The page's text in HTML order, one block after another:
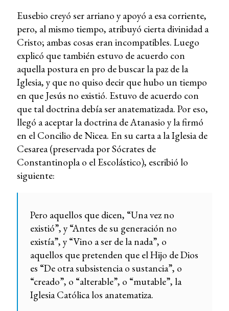
Eusebio creyó ser arriano y apoyó a esa corriente,
pero, al mismo tiempo, atribuyó cierta divinidad a
Cristo; ambas cosas eran incompatibles. Luego
explicó que también estuvo de acuerdo con
aquella postura en pro de buscar la paz de la
Iglesia, y que no quiso decir que hubo un tiempo
en que Jesús no existió. Estuvo de acuerdo con
que tal doctrina debía ser anatematizada. Por eso,
llegó a aceptar la doctrina de Atanasio y la firmó
en el Concilio de Nicea. En su carta a la Iglesia de
Cesarea (preservada por Sócrates de
Constantinopla o el Escolástico), escribió lo
siguiente:
Pero aquellos que dicen, “Una vez no
existió”, y “Antes de su generación no
existía”, y “Vino a ser de la nada”, o
aquellos que pretenden que el Hijo de Dios
es “De otra subsistencia o sustancia”, o
“creado”, o “alterable”, o “mutable”, la
Iglesia Católica los anatematiza.